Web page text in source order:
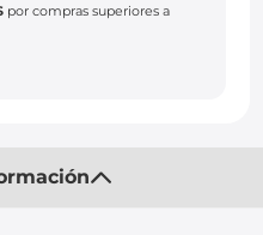
por compras superiores a